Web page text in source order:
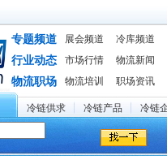
专题频道 展会频道 冷库频道
行业动态 市场行情 物流新闻
物流职场 物流培训 职场资讯
冷链供求 冷链产品 冷链